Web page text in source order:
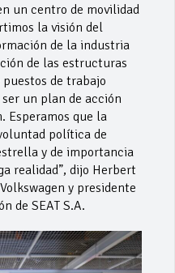
un centro de movilidad
la visión del
de la industria
de las estructuras
de trabajo
un plan de acción
Esperamos que la
política de
y de importancia
realidad”, dijo Herbert
y presidente
de SEAT S.A.